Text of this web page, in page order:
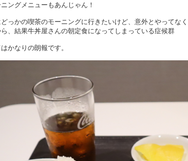
ングメニューもあんじゃん！
っかの喫茶のモーニングに行きたいけど、意外とやってな
、結果牛丼屋さんの朝定食になってしまっている症候群
かなりの朗報です。